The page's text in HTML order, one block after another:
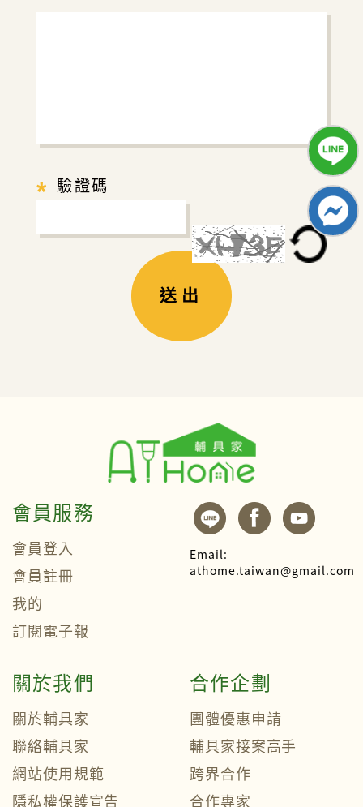
* 驗證碼
送出
會員服務
會員登入
會員註冊
我的
訂閱電子報
Email:
athome.taiwan@gmail.com
關於我們
關於輔具家
聯絡輔具家
網站使用規範
隱私權保護宣告
合作企劃
團體優惠申請
輔具家接案高手
跨界合作
合作專家